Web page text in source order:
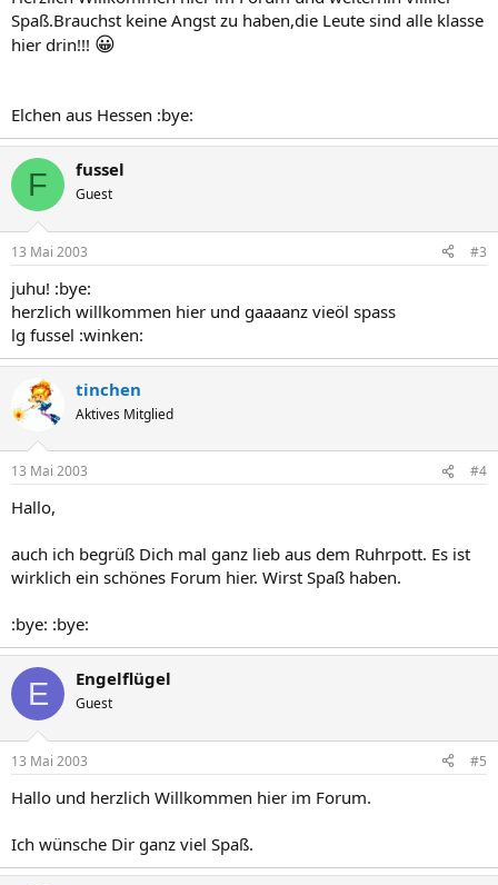
Spaß.Brauchst keine Angst zu haben,die Leute sind alle klasse
hier drin!!! 😀
Elchen aus Hessen :bye:
F fussel
Guest
13 Mai 2003 #3
juhu! :bye:
herzlich willkommen hier und gaaaanz vieöl spass
lg fussel :winken:
tinchen
Aktives Mitglied
13 Mai 2003 #4
Hallo,
auch ich begrüß Dich mal ganz lieb aus dem Ruhrpott. Es ist
wirklich ein schönes Forum hier. Wirst Spaß haben.
:bye: :bye:
E Engelflügel
Guest
13 Mai 2003 #5
Hallo und herzlich Willkommen hier im Forum.
Ich wünsche Dir ganz viel Spaß.